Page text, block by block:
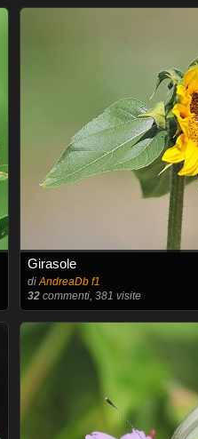
Girasole
diAndreaDb f1
32 commenti, 381 visite